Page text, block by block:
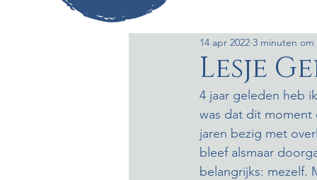
Lesje
14 apr 2022 3 minuten om
4 jaar geleden heb
was dat dit moment
jaren bezig met
bleef alsmaar
belangrijks: mezelf.